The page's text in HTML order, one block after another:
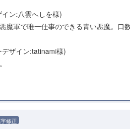
ン:八雲へしを様)
軍で唯一仕事のできる青い悪魔。口
ザイン:tatinami様)
修正